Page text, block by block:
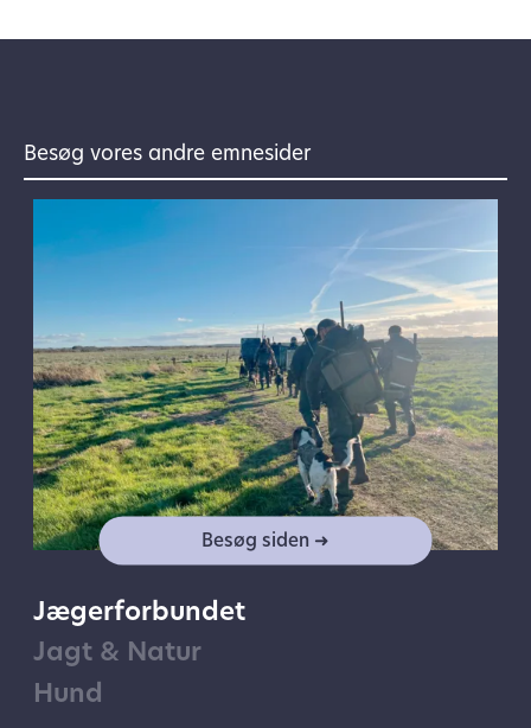
Besøg vores andre emnesider
Jægerforbundet
Jagt & Natur
Hund
Besøg siden ➜